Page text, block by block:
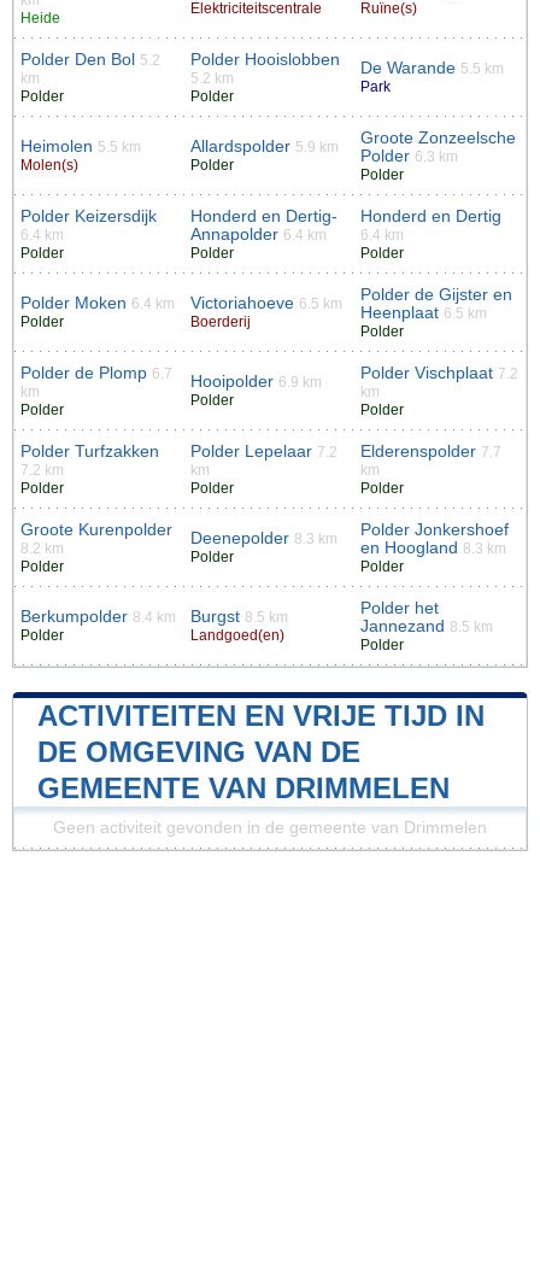
Heide
Elektriciteitscentrale
Ruïne(s)
Polder Den Bol 5.2
km
Polder
Polder Hooislobben
5.2 km
Polder
De Warande 5.5 km
Park
Heimolen 5.5 km
Molen(s)
Allardspolder 5.9 km
Polder
Groote Zonzeelsche
Polder 6.3 km
Polder
Polder Keizersdijk
6.4 km
Polder
Honderd en Dertig-
Annapolder 6.4 km
Polder
Honderd en Dertig
6.4 km
Polder
Polder Moken 6.4 km
Polder
Victoriahoeve 6.5 km
Boerderij
Polder de Gijster en
Heenplaat 6.5 km
Polder
Polder de Plomp 6.7
km
Polder
Hooipolder 6.9 km
Polder
Polder Vischplaat 7.2
km
Polder
Polder Turfzakken
7.2 km
Polder
Polder Lepelaar 7.2
km
Polder
Elderenspolder 7.7
km
Polder
Groote Kurenpolder
8.2 km
Polder
Deenepolder 8.3 km
Polder
Polder Jonkershoef
en Hoogland 8.3 km
Polder
Berkumpolder 8.4 km
Polder
Burgst 8.5 km
Landgoed(en)
Polder het
Jannezand 8.5 km
Polder
ACTIVITEITEN EN VRIJE TIJD IN
DE OMGEVING VAN DE
GEMEENTE VAN DRIMMELEN
Geen activiteit gevonden in de gemeente van Drimmelen